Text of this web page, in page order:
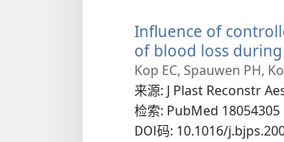
Influence of
of blood loss
Kop EC, Spauwen PH,
来源‎: J Plast Reconstr
检索‎: PubMed 18054305
DOI码‎: 10.1016/